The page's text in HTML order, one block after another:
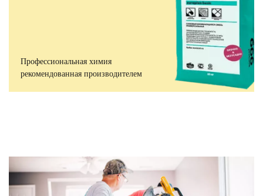
Профессиональная химия
рекомендованная производителем